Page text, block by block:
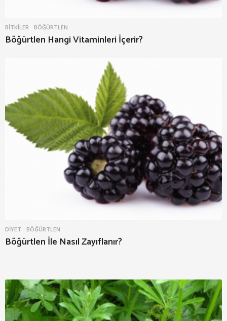
BITKILER BÖĞÜRTLEN
Böğürtlen Hangi Vitaminleri İçerir?
DIYET BÖĞÜRTLEN
Böğürtlen İle Nasıl Zayıflanır?